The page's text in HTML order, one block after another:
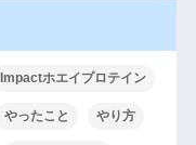
Impactホエイプロテイン
やったこと やり方